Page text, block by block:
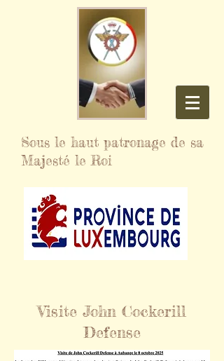
Sous le haut patronage de sa
Majesté le Roi
Visite John Cockerill
Defense